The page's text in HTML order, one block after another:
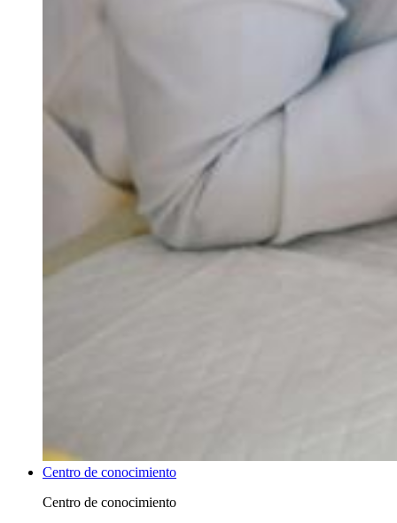
Centro de conocimiento
Centro de conocimiento